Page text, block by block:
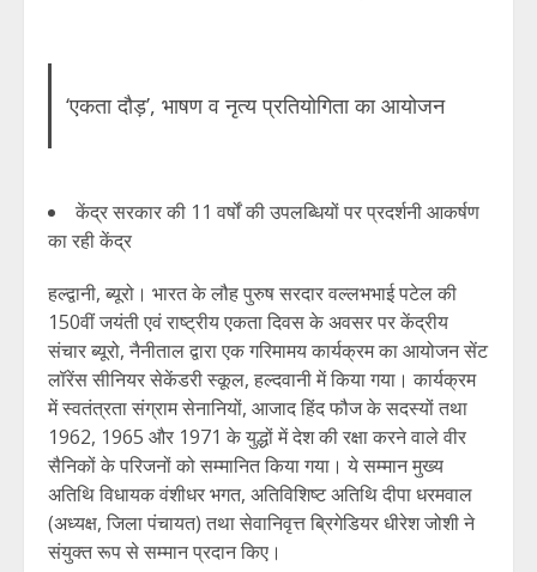
‘एकता दौड़’, भाषण व नृत्य प्रतियोगिता का आयोजन
केंद्र सरकार की 11 वर्षों की उपलब्धियों पर प्रदर्शनी आकर्षण
का रही केंद्र
हल्द्वानी, ब्यूरो। भारत के लौह पुरुष सरदार वल्लभभाई पटेल की
150वीं जयंती एवं राष्ट्रीय एकता दिवस के अवसर पर केंद्रीय
संचार ब्यूरो, नैनीताल द्वारा एक गरिमामय कार्यक्रम का आयोजन सेंट
लॉरेंस सीनियर सेकेंडरी स्कूल, हल्दवानी में किया गया। कार्यक्रम
में स्वतंत्रता संग्राम सेनानियों, आजाद हिंद फौज के सदस्यों तथा
1962, 1965 और 1971 के युद्धों में देश की रक्षा करने वाले वीर
सैनिकों के परिजनों को सम्मानित किया गया। ये सम्मान मुख्य
अतिथि विधायक वंशीधर भगत, अतिविशिष्ट अतिथि दीपा धरमवाल
(अध्यक्ष, जिला पंचायत) तथा सेवानिवृत्त ब्रिगेडियर धीरेश जोशी ने
संयुक्त रूप से सम्मान प्रदान किए।